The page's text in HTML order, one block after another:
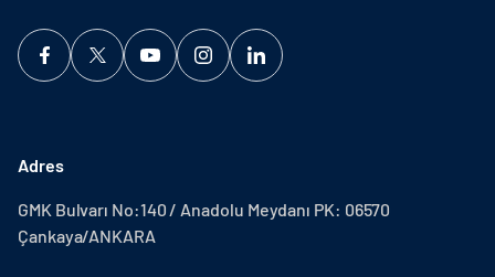
Adres
GMK Bulvarı No:140 / Anadolu Meydanı PK: 06570
Çankaya/ANKARA